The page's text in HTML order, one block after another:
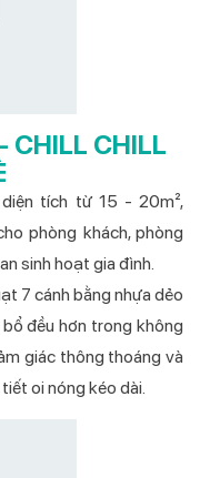
CHILL CHILL
tích từ 15 - 20m²,
phòng khách, phòng
sinh hoạt gia đình.
7 cánh bằng nhựa dẻo
đều hơn trong không
giác thông thoáng và
oi nóng kéo dài.